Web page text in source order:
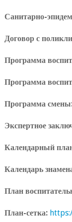
Санитарно-
Договор с
Программа
Программа
Программа
Экспертное
Календарный
Календарь
План
План-сетка: